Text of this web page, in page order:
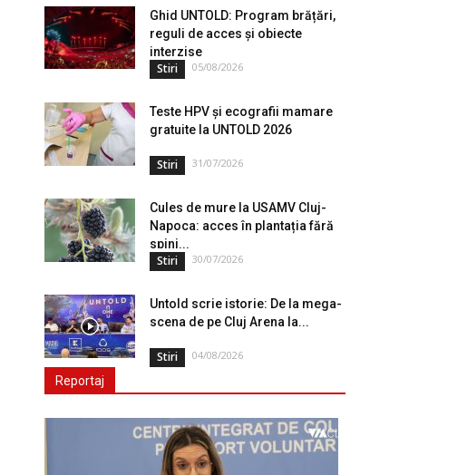
Ghid UNTOLD: Program brățări,
reguli de acces și obiecte
interzise
Stiri 05/08/2026
Teste HPV și ecografii mamare
gratuite la UNTOLD 2026
Stiri 31/07/2026
Cules de mure la USAMV Cluj-
Napoca: acces în plantația fără
spini...
Stiri 30/07/2026
Untold scrie istorie: De la mega-
scena de pe Cluj Arena la...
Stiri 04/08/2026
Reportaj